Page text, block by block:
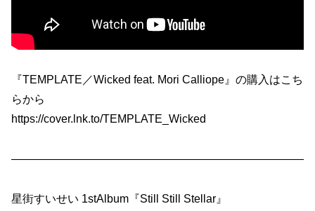
『TEMPLATE／Wicked feat. Mori Calliope』の購入はこち
らから
https://cover.lnk.to/TEMPLATE_Wicked
——————————————————————————
星街すいせい 1stAlbum『Still Still Stellar』